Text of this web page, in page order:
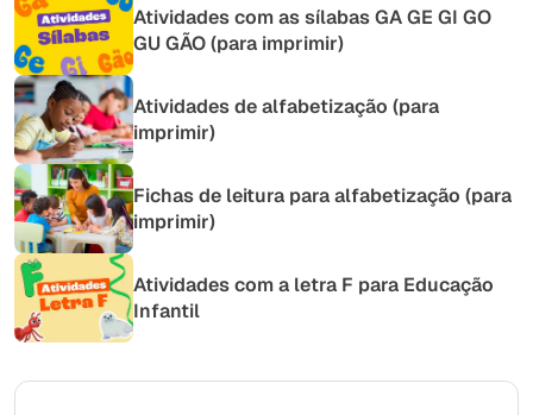
Atividades com as sílabas GA GE GI GO
GU GÃO (para imprimir)
Atividades de alfabetização (para
imprimir)
Fichas de leitura para alfabetização (para
imprimir)
Atividades com a letra F para Educação
Infantil